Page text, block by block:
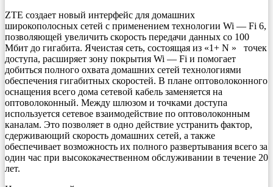
ZTE создает новый интерфейс для домашних
широкополосных сетей с применением технологии Wi — Fi 6,
позволяющей увеличить скорость передачи данных со 100
Мбит до гигабита. Ячеистая сеть, состоящая из «1+ N » точек
доступа, расширяет зону покрытия Wi — Fi и помогает
добиться полного охвата домашних сетей технологиями
обеспечения гигабитных скоростей. В плане оптоволоконного
оснащения всего дома сетевой кабель заменяется на
оптоволоконный. Между шлюзом и точками доступа
используется сетевое взаимодействие по оптоволоконным
каналам. Это позволяет в одно действие устранить фактор,
сдерживающий скорость домашних сетей, а также
обеспечивает возможность их полного развертывания всего за
один час при высококачественном обслуживании в течение 20
лет.